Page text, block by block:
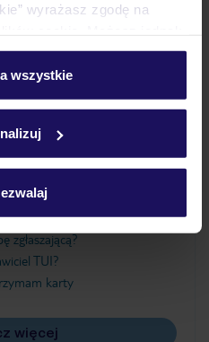
wyrażasz zgodę na
w zakładkę
cookie znajdziesz
wszystkie
zgłaszającą?
TUI?
karty
więcej